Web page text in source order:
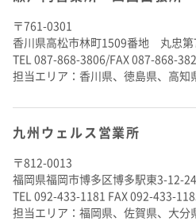
〒761-0301
香川県高松市林町1509番地 丸忠第
TEL 087-868-3806/FAX 087-868-
担当エリア：香川県、徳島県、高知
九州ウェルス営業所
〒812-0013
福岡県福岡市博多区博多駅東3-12-
TEL 092-433-1181 FAX 092-433-
担当エリア：福岡県、佐賀県、大分